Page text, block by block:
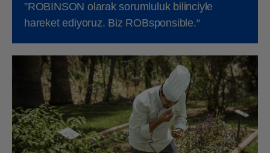
”ROBINSON olarak sorumluluk bilinciyle
hareket ediyoruz. Biz ROBsponsible.“